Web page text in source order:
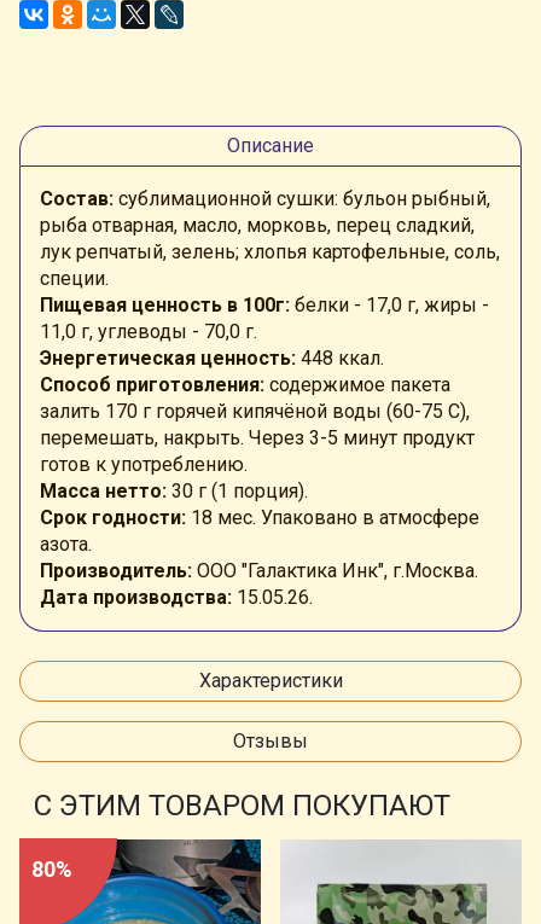
Описание
Состав: сублимационной сушки: бульон рыбный,
рыба отварная, масло, морковь, перец сладкий,
лук репчатый, зелень; хлопья картофельные, соль,
специи.
Пищевая ценность в 100г: белки - 17,0 г, жиры -
11,0 г, углеводы - 70,0 г.
Энергетическая ценность: 448 ккал.
Способ приготовления: содержимое пакета
залить 170 г горячей кипячёной воды (60-75 С),
перемешать, накрыть. Через 3-5 минут продукт
готов к употреблению.
Масса нетто: 30 г (1 порция).
Срок годности: 18 мес. Упаковано в атмосфере
азота.
Производитель: ООО "Галактика Инк", г.Москва.
Дата производства: 15.05.26.
Характеристики
Отзывы
С ЭТИМ ТОВАРОМ ПОКУПАЮТ
80%